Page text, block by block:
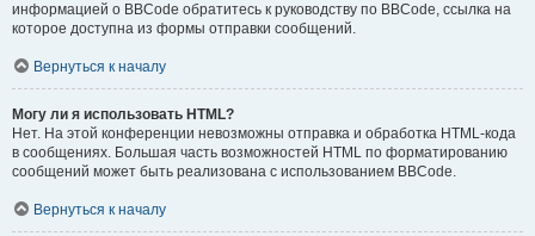
информацией о BBCode обратитесь к руководству по BBCode, ссылка на
которое доступна из формы отправки сообщений.
Вернуться к началу
Могу ли я использовать HTML?
Нет. На этой конференции невозможны отправка и обработка HTML-кода
в сообщениях. Большая часть возможностей HTML по форматированию
сообщений может быть реализована с использованием BBCode.
Вернуться к началу